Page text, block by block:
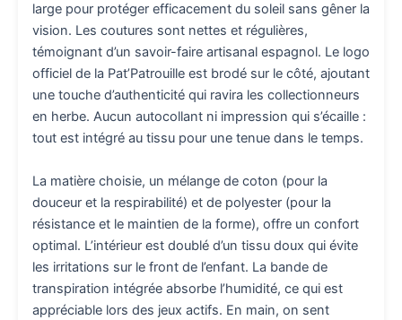
large pour protéger efficacement du soleil sans gêner la
vision. Les coutures sont nettes et régulières,
témoignant d’un savoir-faire artisanal espagnol. Le logo
officiel de la Pat’Patrouille est brodé sur le côté, ajoutant
une touche d’authenticité qui ravira les collectionneurs
en herbe. Aucun autocollant ni impression qui s’écaille :
tout est intégré au tissu pour une tenue dans le temps.
La matière choisie, un mélange de coton (pour la
douceur et la respirabilité) et de polyester (pour la
résistance et le maintien de la forme), offre un confort
optimal. L’intérieur est doublé d’un tissu doux qui évite
les irritations sur le front de l’enfant. La bande de
transpiration intégrée absorbe l’humidité, ce qui est
appréciable lors des jeux actifs. En main, on sent